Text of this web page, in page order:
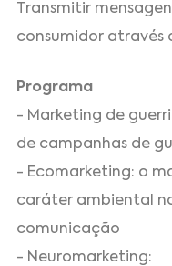
Transmitir
consumidor através
Programa
- Marketing de
de campanhas de
- Ecomarketing: o
caráter ambiental
comunicação
- Neuromarketing: